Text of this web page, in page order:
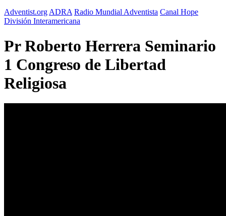
Adventist.org ADRA Radio Mundial Adventista Canal Hope
División Interamericana
Pr Roberto Herrera Seminario
1 Congreso de Libertad
Religiosa